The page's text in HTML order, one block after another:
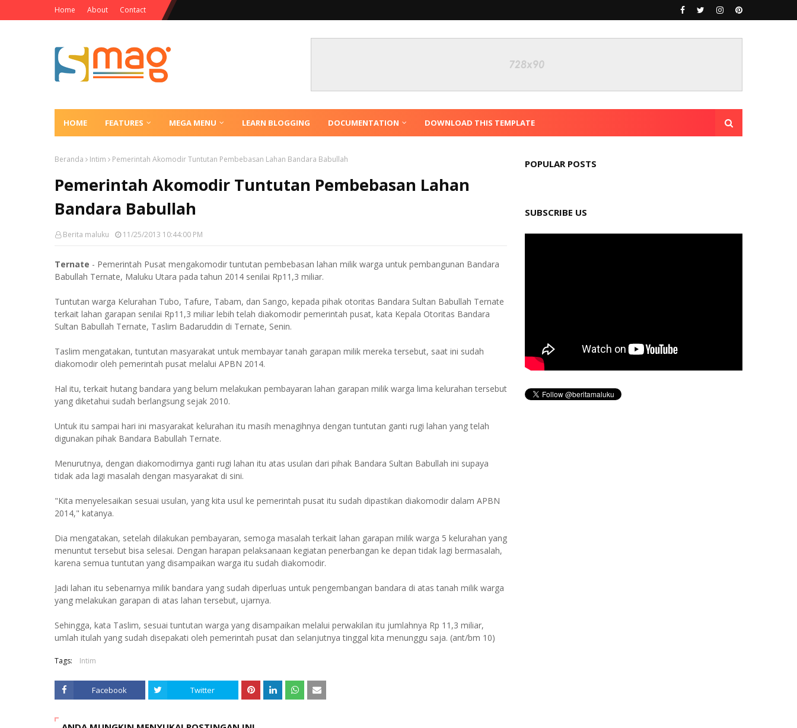
Home About Contact
HOME FEATURES MEGA MENU LEARN BLOGGING DOCUMENTATION DOWNLOAD THIS TEMPLATE
Beranda Intim Pemerintah Akomodir Tuntutan Pembebasan Lahan Bandara Babullah
Pemerintah Akomodir Tuntutan Pembebasan Lahan
Bandara Babullah
Berita maluku 11/25/2013 10:44:00 PM
Ternate - Pemerintah Pusat mengakomodir tuntutan pembebasan lahan milik warga untuk pembangunan Bandara
Babullah Ternate, Maluku Utara pada tahun 2014 senilai Rp11,3 miliar.
Tuntutan warga Kelurahan Tubo, Tafure, Tabam, dan Sango, kepada pihak otoritas Bandara Sultan Babullah Ternate
terkait lahan garapan senilai Rp11,3 miliar lebih telah diakomodir pemerintah pusat, kata Kepala Otoritas Bandara
Sultan Babullah Ternate, Taslim Badaruddin di Ternate, Senin.
Taslim mengatakan, tuntutan masyarakat untuk membayar tanah garapan milik mereka tersebut, saat ini sudah
diakomodir oleh pemerintah pusat melalui APBN 2014.
Hal itu, terkait hutang bandara yang belum melakukan pembayaran lahan garapan milik warga lima kelurahan tersebut
yang diketahui sudah berlangsung sejak 2010.
Untuk itu sampai hari ini masyarakat kelurahan itu masih menagihnya dengan tuntutan ganti rugi lahan yang telah
digunakan pihak Bandara Babullah Ternate.
Menurutnya, dengan diakomodirnya ganti rugi lahan itu atas usulan dari pihak Bandara Sultan Babullah ini supaya
tidak ada lagi masalah dengan masyarakat di sini.
"Kita menyelesaikan sesuai usulan, yang kita usul ke pemerintah pusat itu sudah dipastikan diakomodir dalam APBN
2014," katanya.
Dia mengatakan, setelah dilakukan pembayaran, semoga masalah terkait lahan garapan milik warga 5 kelurahan yang
menuntut tersebut bisa selesai. Dengan harapan pelaksanaan kegiatan penerbangan ke depan tidak lagi bermasalah,
karena semua tuntutan yang disampaikan warga itu sudah diakomodir.
Jadi lahan itu sebenarnya milik bandara yang sudah diperluas untuk pengembangan bandara di atas tanah milik warga
yang melakukan garapan di atas lahan tersebut, ujarnya.
Sehingga, kata Taslim, sesuai tuntutan warga yang disampaikan melalui perwakilan itu jumlahnya Rp 11,3 miliar,
umlah itulah yang sudah disepakati oleh pemerintah pusat dan selanjutnya tinggal kita menunggu saja. (ant/bm 10)
Tags: Intim
Facebook Twitter
POPULAR POSTS
SUBSCRIBE US